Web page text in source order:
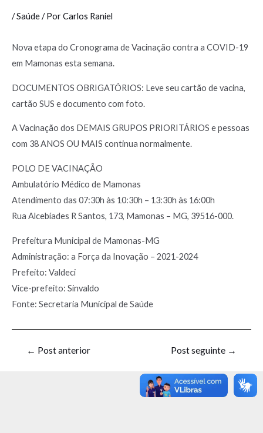
/Saúde/ PorCarlos Raniel
Nova etapa do Cronograma de Vacinação contra a COVID-19
em Mamonas esta semana.
DOCUMENTOS OBRIGATÓRIOS: Leve seu cartão de vacina,
cartão SUS e documento com foto.
A Vacinação dos DEMAIS GRUPOS PRIORITÁRIOS e pessoas
com 38 ANOS OU MAIS continua normalmente.
POLO DE VACINAÇÃO
Ambulatório Médico de Mamonas
Atendimento das 07:30h às 10:30h – 13:30h às 16:00h
Rua Alcebíades R Santos, 173, Mamonas – MG, 39516-000.
Prefeitura Municipal de Mamonas-MG
Administração: a Força da Inovação – 2021-2024
Prefeito: Valdeci
Vice-prefeito: Sinvaldo
Fonte: Secretaria Municipal de Saúde
← Post anterior Post seguinte →